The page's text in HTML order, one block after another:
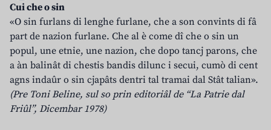
Cui che o sin
«O sin furlans di lenghe furlane, che a son convints di fâ
part de nazion furlane. Che al è come dî che o sin un
popul, une etnie, une nazion, che dopo tancj parons, che
a àn balinât di chestis bandis dilunc i secui, cumò di cent
agns indaûr o sin cjapâts dentri tal tramai dal Stât talian».
(Pre Toni Beline, sul so prin editoriâl de “La Patrie dal
Friûl”, Dicembar 1978)